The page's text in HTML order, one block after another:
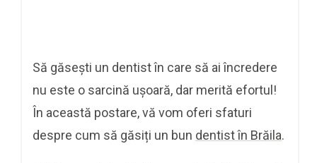
Să găsești un dentist în care să ai încredere
nu este o sarcină ușoară, dar merită efortul!
În această postare, vă vom oferi sfaturi
despre cum să găsiți un bun dentist în Brăila.